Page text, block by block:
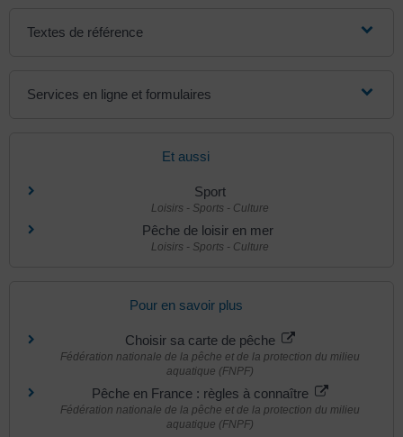
Textes de référence
Services en ligne et formulaires
Et aussi
Sport
Loisirs - Sports - Culture
Pêche de loisir en mer
Loisirs - Sports - Culture
Pour en savoir plus
Choisir sa carte de pêche
Fédération nationale de la pêche et de la protection du milieu
aquatique (FNPF)
Pêche en France : règles à connaître
Fédération nationale de la pêche et de la protection du milieu
aquatique (FNPF)